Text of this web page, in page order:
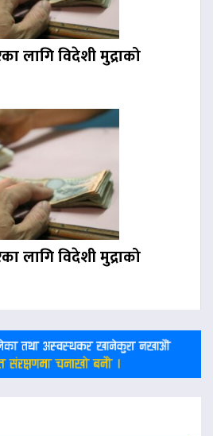
लागि विदेशी मुद्राको
लागि विदेशी मुद्राको